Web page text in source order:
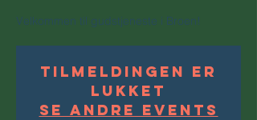
Velkommen til gudstjeneste i Broen!
Tilmeldingen er
lukket
Se andre events